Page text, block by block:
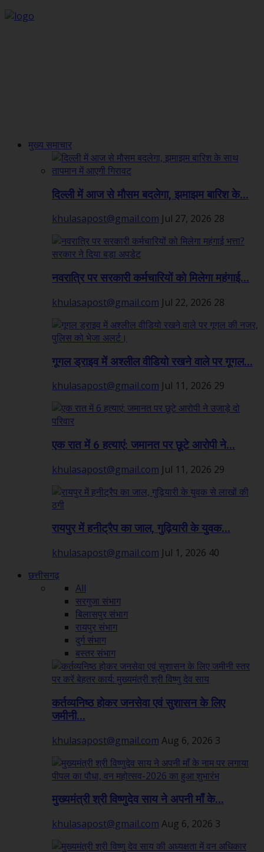
मुख्य समाचार
दिल्ली में आज से मौसम बदलेगा, झमाझम बारिश के...
khulasapost@gmail.com Jul 27, 2026 28
नवरात्रि पर सरकारी कर्मचारियों को मिलेगा महंगाई...
khulasapost@gmail.com Jul 22, 2026 28
गूगल ड्राइव में अश्लील वीडियो रखने वाले पर गूगल...
khulasapost@gmail.com Jul 11, 2026 29
एक रात में 6 हत्याएं: जमानत पर छूटे आरोपी ने...
khulasapost@gmail.com Jul 11, 2026 29
रायपुर में हनीट्रैप का जाल, गुढ़ियारी के युवक...
khulasapost@gmail.com Jul 1, 2026 40
छत्तीसगढ़
All
सरगुजा संभाग
बिलासपुर संभाग
रायपुर संभाग
दुर्ग संभाग
बस्तर संभाग
कर्तव्यनिष्ठ होकर जनसेवा एवं सुशासन के लिए
जमीनी...
khulasapost@gmail.com Aug 6, 2026 3
मुख्यमंत्री श्री विष्णुदेव साय ने अपनी माँ के...
khulasapost@gmail.com Aug 6, 2026 3